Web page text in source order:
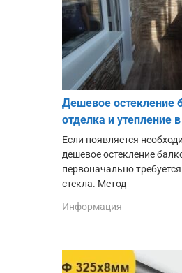
Дешевое остекление
отделка и утепление
Если появляется
дешевое остекление
первоначально
стекла. Метод
Информация